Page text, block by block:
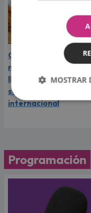
Carín León vive el
momento de su
llega a Lima en el año
su consagración
internacional
Programación
MOSTRAR